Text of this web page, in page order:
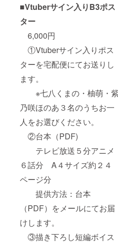
■Vtuberサイン入りB3ポス
ター
6,000円
①Vtuberサイン入りポス
ターを宅配便にてお送りし
ます。
※七八くまの・柚萌・
乃咲ほのあ３名のうちお一
人をお選びください。
②台本（PDF)
テレビ放送５分アニメ
６話分 A４サイズ約２４
ページ分
提供方法：台本
（PDF）をメールにてお届
けします。
③描き下ろし短編ボイス